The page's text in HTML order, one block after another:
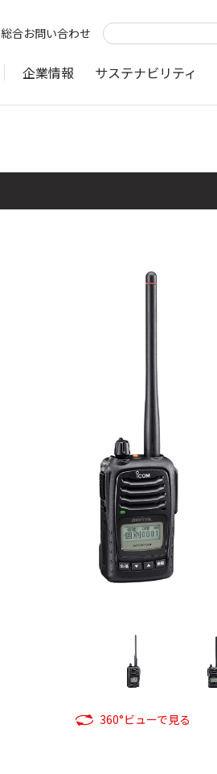
総合お問い合わせ
企業情報 サステナビリティ
360°ビューで見る